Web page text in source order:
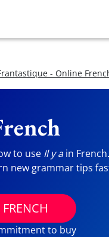
- Online
to use Il y ain French.
new grammar tips
to buy